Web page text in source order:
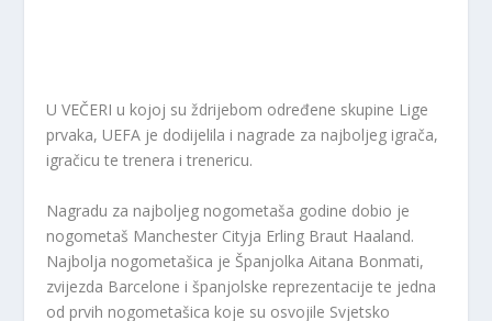
U VEČERI u kojoj su ždrijebom određene skupine Lige
prvaka, UEFA je dodijelila i nagrade za najboljeg igrača,
igračicu te trenera i trenericu.
Nagradu za najboljeg nogometaša godine dobio je
nogometaš Manchester Cityja Erling Braut Haaland.
Najbolja nogometašica je Španjolka Aitana Bonmati,
zvijezda Barcelone i španjolske reprezentacije te jedna
od prvih nogometašica koje su osvojile Svjetsko